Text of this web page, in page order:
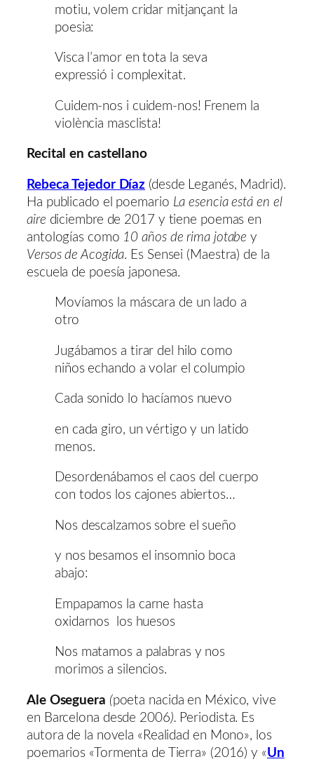
motiu, volem cridar mitjançant la
poesia:
Visca l’amor en tota la seva
expressió i complexitat.
Cuidem-nos i cuidem-nos! Frenem la
violència masclista!
Recital en castellano
Rebeca Tejedor Díaz (desde Leganés, Madrid).
Ha publicado el poemario La esencia está en el
aire diciembre de 2017 y tiene poemas en
antologías como 10 años de rima jotabey
Versos de Acogida. Es Sensei (Maestra) de la
escuela de poesía japonesa.
Movíamos la máscara de un lado a
otro
Jugábamos a tirar del hilo como
niños echando a volar el columpio
Cada sonido lo hacíamos nuevo
en cada giro, un vértigo y un latido
menos.
Desordenábamos el caos del cuerpo
con todos los cajones abiertos…
Nos descalzamos sobre el sueño
y nos besamos el insomnio boca
abajo:
Empapamos la carne hasta
oxidarnos los huesos
Nos matamos a palabras y nos
morimos a silencios.
Ale Oseguera (poeta nacida en México, vive
en Barcelona desde 2006). Periodista. Es
autora de la novela «Realidad en Mono», los
poemarios «Tormenta de Tierra» (2016) y «Un